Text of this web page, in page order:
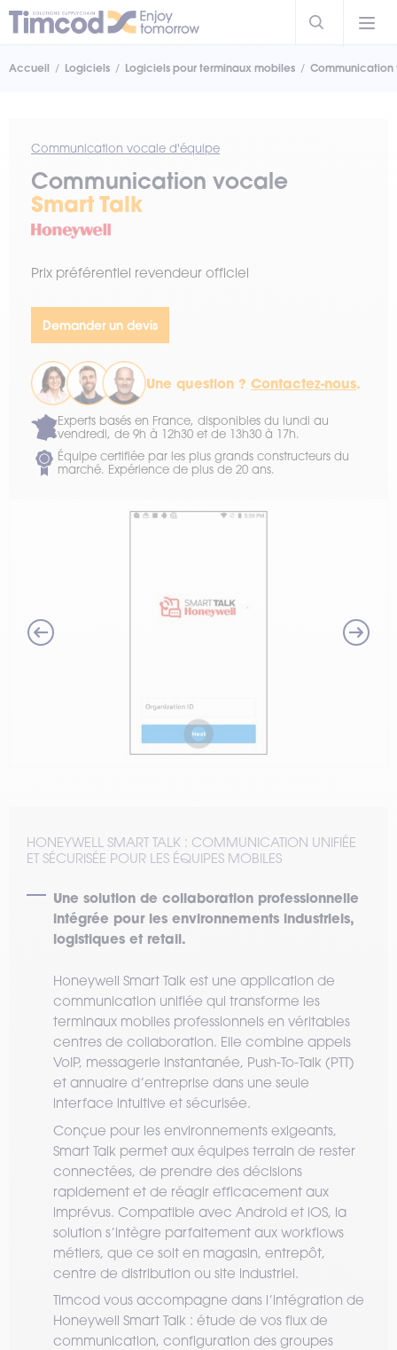
Accueil Logiciels Logiciels pour terminaux mobiles
Communication vocale d'équipe
Communication vocale
Smart Talk
Prix préférentiel revendeur officiel
Demander un devis
Une question ? Contactez-nous.
Experts basés en France, disponibles du lundi au
vendredi, de 9h à 12h30 et de 13h30 à 17h.
Équipe certifiée par les plus grands constructeurs du
marché. Expérience de plus de 20 ans.
HONEYWELL SMART TALK : COMMUNICATION UNIFIÉE
ET SÉCURISÉE POUR LES ÉQUIPES MOBILES
Une solution de collaboration professionnelle
intégrée pour les environnements industriels,
logistiques et retail.
Honeywell Smart Talk est une application de
communication unifiée qui transforme les
terminaux mobiles professionnels en véritables
centres de collaboration. Elle combine appels
VoIP, messagerie instantanée, Push-To-Talk (PTT)
et annuaire d’entreprise dans une seule
interface intuitive et sécurisée.
Conçue pour les environnements exigeants,
Smart Talk permet aux équipes terrain de rester
connectées, de prendre des décisions
rapidement et de réagir efficacement aux
imprévus. Compatible avec Android et iOS, la
solution s’intègre parfaitement aux workflows
métiers, que ce soit en magasin, entrepôt,
centre de distribution ou site industriel.
Timcod vous accompagne dans l’intégration de
Honeywell Smart Talk : étude de vos flux de
communication, configuration des groupes